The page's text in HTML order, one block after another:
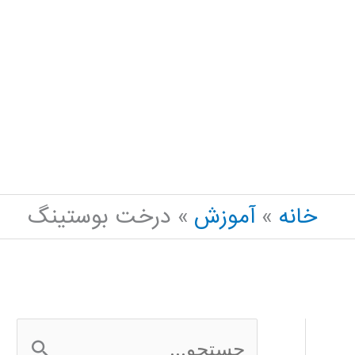
خانه
آموزش درخت بوستینگ